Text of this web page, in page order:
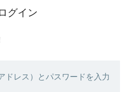
グイン
ドレス）とパスワードを入力